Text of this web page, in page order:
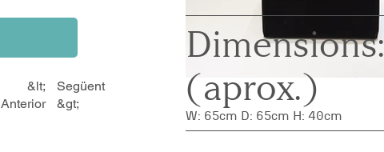
&lt;
Anterior
Següent
&gt;
Dimensions:
(aprox.)
W: 65cm D: 65cm H: 40cm